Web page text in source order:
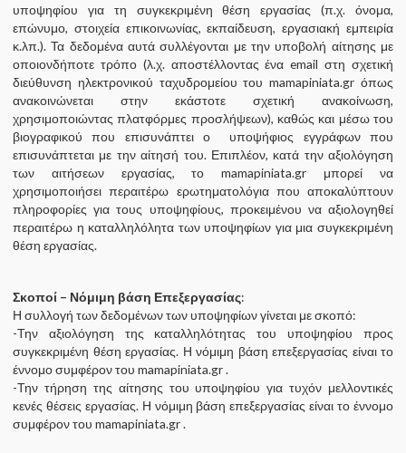
υποψηφίου για τη συγκεκριμένη θέση εργασίας (π.χ. όνομα,
επώνυμο, στοιχεία επικοινωνίας, εκπαίδευση, εργασιακή εμπειρία
κ.λπ.). Τα δεδομένα αυτά συλλέγονται με την υποβολή αίτησης με
οποιονδήποτε τρόπο (λ.χ. αποστέλλοντας ένα email στη σχετική
διεύθυνση ηλεκτρονικού ταχυδρομείου του mamapiniata.gr όπως
ανακοινώνεται στην εκάστοτε σχετική ανακοίνωση,
χρησιμοποιώντας πλατφόρμες προσλήψεων), καθώς και μέσω του
βιογραφικού που επισυνάπτει ο υποψήφιος εγγράφων που
επισυνάπτεται με την αίτησή του. Επιπλέον, κατά την αξιολόγηση
των αιτήσεων εργασίας, το mamapiniata.gr μπορεί να
χρησιμοποιήσει περαιτέρω ερωτηματολόγια που αποκαλύπτουν
πληροφορίες για τους υποψηφίους, προκειμένου να αξιολογηθεί
περαιτέρω η καταλληλόλητα των υποψηφίων για μια συγκεκριμένη
θέση εργασίας.
Σκοποί – Νόμιμη βάση Επεξεργασίας:
Η συλλογή των δεδομένων των υποψηφίων γίνεται με σκοπό:
-Την αξιολόγηση της καταλληλότητας του υποψηφίου προς
συγκεκριμένη θέση εργασίας. Η νόμιμη βάση επεξεργασίας είναι το
έννομο συμφέρον του mamapiniata.gr .
-Την τήρηση της αίτησης του υποψηφίου για τυχόν μελλοντικές
κενές θέσεις εργασίας. Η νόμιμη βάση επεξεργασίας είναι το έννομο
συμφέρον του mamapiniata.gr .